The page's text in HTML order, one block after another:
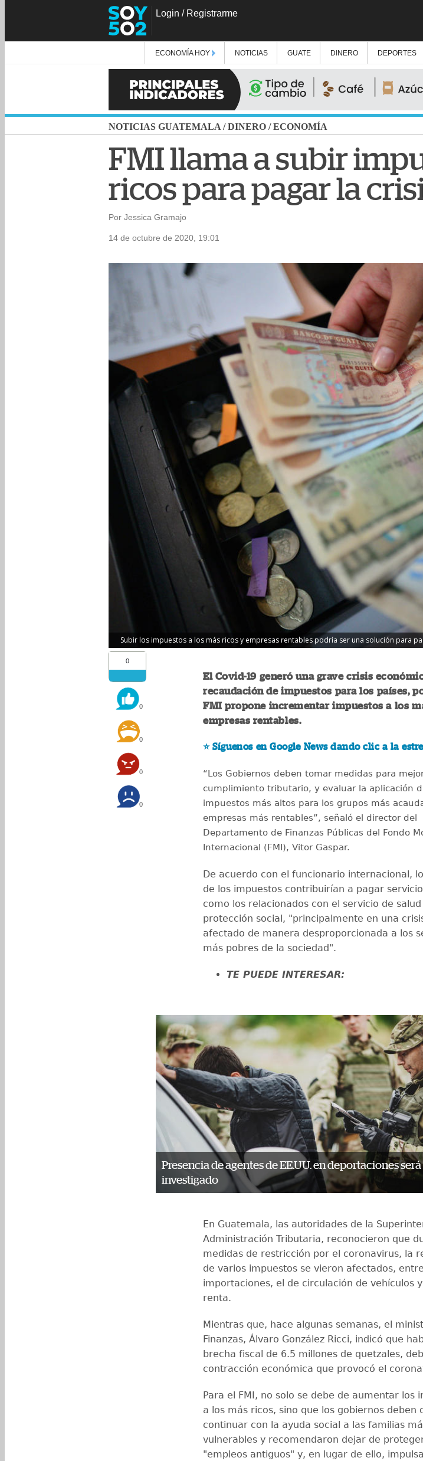
Login / Registrarme
ECONOMÍA HOY NOTICIAS GUATE DINERO DEPORTES
NOTICIAS GUATEMALA /DINERO /ECONOMÍA
FMI llama a subir
ricos para pagar la
Por Jessica Gramajo
14 de octubre de 2020, 19:01
Subir los impuestos a los más ricos y empresas rentables podría ser una solución para
0
0
0
0
0
El Covid-19 generó una grave crisis
recaudación de impuestos para los países,
FMI propone incrementar impuestos a los
empresas rentables.
⭐️Síguenos en Google News dando clic a la
“Los Gobiernos deben tomar medidas para
cumplimiento tributario, y evaluar la aplicación
impuestos más altos para los grupos más
empresas más rentables”, señaló el director del
Departamento de Finanzas Públicas del Fondo
Internacional (FMI), Vitor Gaspar.
De acuerdo con el funcionario internacional,
de los impuestos contribuirían a pagar
como los relacionados con el servicio de
protección social, "principalmente en una
afectado de manera desproporcionada a los
más pobres de la sociedad".
TE PUEDE INTERESAR:
Presencia de agentes de EE.UU. en deportaciones será
investigado
En Guatemala, las autoridades de la
Administración Tributaria, reconocieron que
medidas de restricción por el coronavirus, la
de varios impuestos se vieron afectados,
importaciones, el de circulación de vehículos
renta.
Mientras que, hace algunas semanas, el
Finanzas, Álvaro González Ricci, indicó que
brecha fiscal de 6.5 millones de quetzales,
contracción económica que provocó el
Para el FMI, no solo se debe de aumentar los
a los más ricos, sino que los gobiernos deben
continuar con la ayuda social a las familias
vulnerables y recomendaron dejar de
"empleos antiguos" y, en lugar de ello,